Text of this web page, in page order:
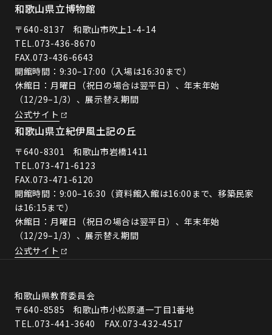
和歌山県立博物館
〒640-8137 和歌山市吹上1-4-14
TEL.073-436-8670
FAX.073-436-6643
開館時間：9:30–17:00（入場は16:30まで）
休館日：月曜日（祝日の場合は翌平日）、年末年始
（12/29–1/3）、展示替え期間
公式サイト
和歌山県立紀伊風土記の丘
〒640-8301 和歌山市岩橋1411
TEL.073-471-6123
FAX.073-471-6120
開館時間：9:00–16:30（資料館入館は16:00まで、移築民家
は16:15まで）
休館日：月曜日（祝日の場合は翌平日）、年末年始
（12/29–1/3）、展示替え期間
公式サイト
和歌山県教育委員会
〒640-8585 和歌山市小松原通一丁目1番地
TEL.073-441-3640 FAX.073-432-4517